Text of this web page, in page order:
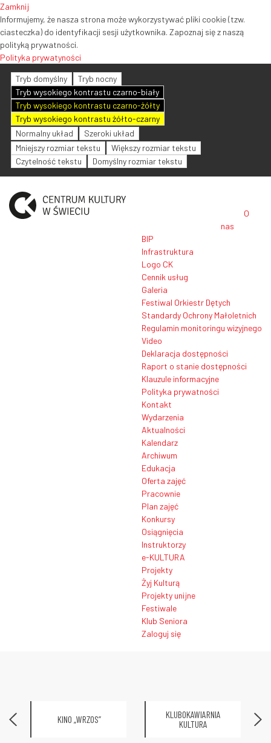
Zamknij
Informujemy, że nasza strona może wykorzystywać pliki cookie (tzw.
ciasteczka) do identyfikacji sesji użytkownika. Zapoznaj się z naszą
polityką prywatności.
Polityka prywatyności
Tryb domyślny
Tryb nocny
Tryb wysokiego kontrastu czarno-biały
Tryb wysokiego kontrastu czarno-żółty
Tryb wysokiego kontrastu żółto-czarny
Normalny układ
Szeroki układ
Mniejszy rozmiar tekstu
Większy rozmiar tekstu
Czytelność tekstu
Domyślny rozmiar tekstu
O
nas
BIP
Infrastruktura
Logo CK
Cennik usług
Galeria
Festiwal Orkiestr Dętych
Standardy Ochrony Małoletnich
Regulamin monitoringu wizyjnego
Video
Deklaracja dostępności
Raport o stanie dostępności
Klauzule informacyjne
Polityka prywatności
Kontakt
Wydarzenia
Aktualności
Kalendarz
Archiwum
Edukacja
Oferta zajęć
Pracownie
Plan zajęć
Konkursy
Osiągnięcia
Instruktorzy
e-KULTURA
Projekty
Żyj Kulturą
Projekty unijne
Festiwale
Klub Seniora
Zaloguj się
KINO „WRZOS”
KLUBOKAWIARNIA
KULTURA